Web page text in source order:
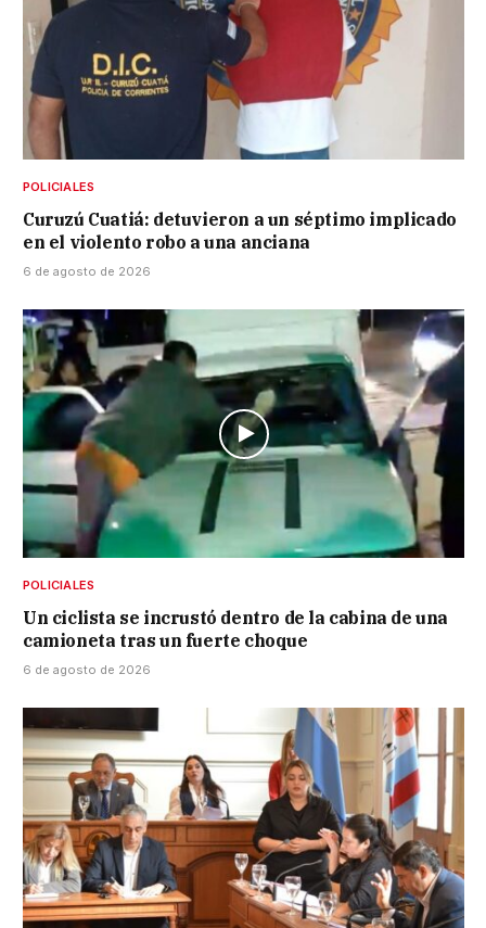
POLICIALES
Curuzú Cuatiá: detuvieron a un séptimo implicado
en el violento robo a una anciana
6 de agosto de 2026
POLICIALES
Un ciclista se incrustó dentro de la cabina de una
camioneta tras un fuerte choque
6 de agosto de 2026